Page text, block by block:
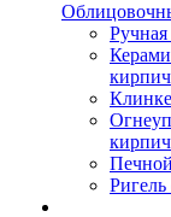
кирпич
кирпич